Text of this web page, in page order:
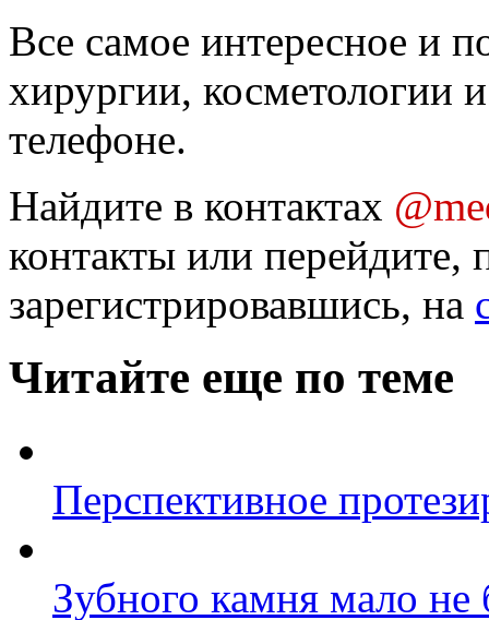
Все самое интересное и
хирургии, косметологии
телефоне.
Найдите в контактах
контакты или перейдите,
зарегистрировавшись, на
Читайте еще по теме
Перспективное
Зубного камня мало не